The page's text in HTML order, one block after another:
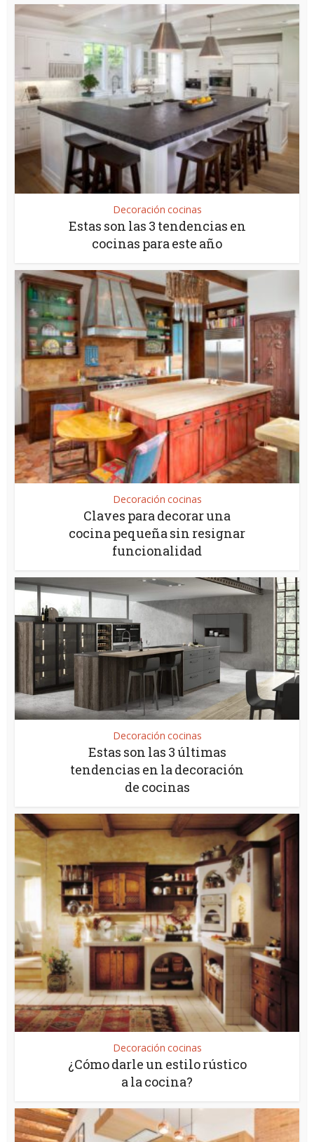
Decoración cocinas
Estas son las 3 tendencias en
cocinas para este año
Decoración cocinas
Claves para decorar una
cocina pequeña sin resignar
funcionalidad
Decoración cocinas
Estas son las 3 últimas
tendencias en la decoración
de cocinas
Decoración cocinas
¿Cómo darle un estilo rústico
a la cocina?